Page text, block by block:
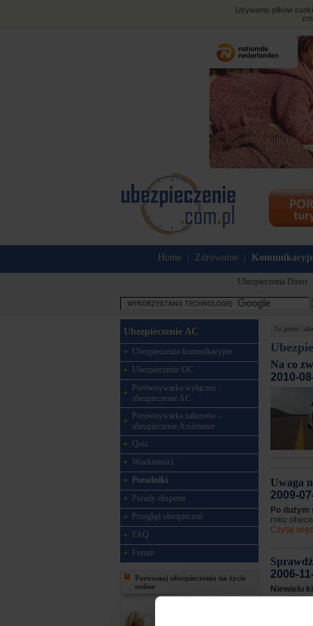
Używamy plików
Home Zdrowotne
Ubezpieczenia Direct
Ubezpieczenie AC
Ubezpieczenia komunikacyjne
Ubezpieczenie OC
Porównywarka wyłączeń -
ubezpieczenie AC
Porównywarka zakresów -
ubezpieczenie Assistance
Quiz
Wiadomości
Poradniki
Porady eksperta
Przegląd ubezpieczeń
FAQ
Forum
Porównaj ubezpieczenia na życie
online
Tu jesteś:
Na co
2010-
Uwaga
2009-
Po
roku
Czytaj
2006-
Niewielu
wysokie